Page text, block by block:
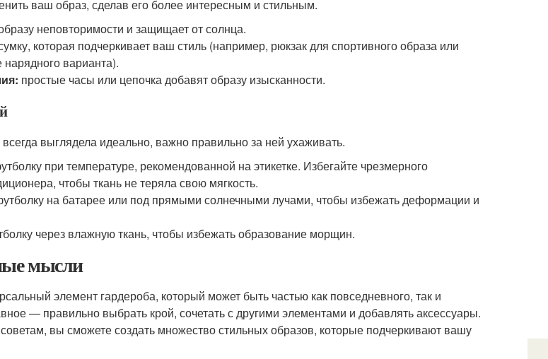
ваш образ, сделав его более интересным и стильным.
неповторимости и защищает от солнца.
которая подчеркивает ваш стиль (например, рюкзак для спортивного образа или
варианта).
простые часы или цепочка добавят образу изысканности.
выглядела идеально, важно правильно за ней ухаживать.
при температуре, рекомендованной на этикетке. Избегайте чрезмерного
чтобы ткань не теряла свою мягкость.
на батарее или под прямыми солнечными лучами, чтобы избежать деформации и
через влажную ткань, чтобы избежать образование морщин.
мысли
элемент гардероба, который может быть частью как повседневного, так и
— правильно выбрать крой, сочетать с другими элементами и добавлять аксессуары.
вы сможете создать множество стильных образов, которые подчеркивают вашу